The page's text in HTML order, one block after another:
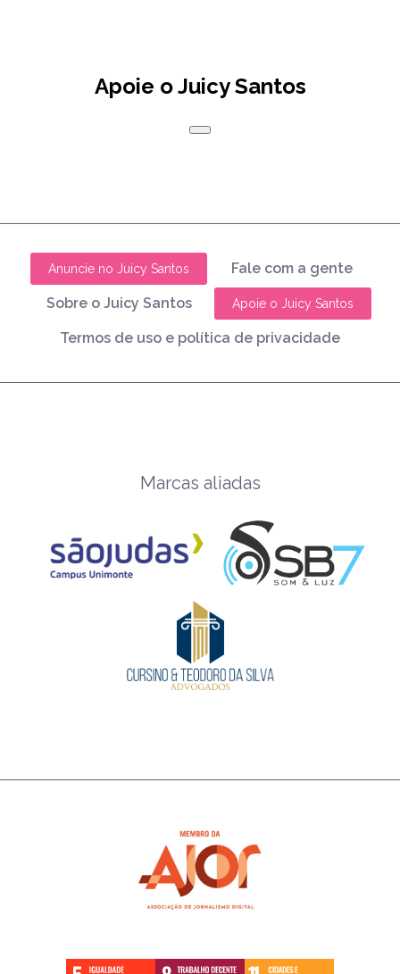
Apoie o Juicy Santos
Anuncie no Juicy Santos Fale com a gente
Sobre o Juicy Santos Apoie o Juicy Santos
Termos de uso e política de privacidade
Marcas aliadas